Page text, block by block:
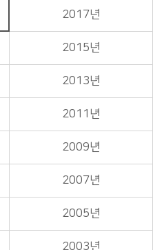
2017년
2015년
2013년
2011년
2009년
2007년
2005년
2003년